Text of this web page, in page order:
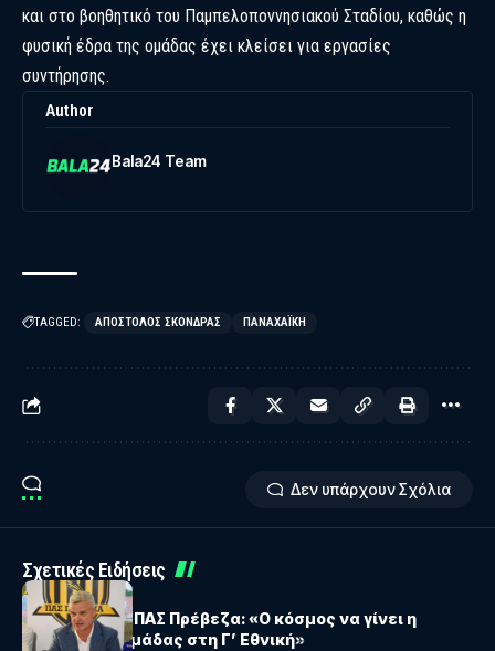
και στο βοηθητικό του Παμπελοποννησιακού Σταδίου, καθώς η
φυσική έδρα της ομάδας έχει κλείσει για εργασίες
συντήρησης.
Author
Bala24 Team
TAGGED: ΑΠΌΣΤΟΛΟΣ ΣΚΌΝΔΡΑΣ ΠΑΝΑΧΑΪΚΉ
Δεν υπάρχουν Σχόλια
Σχετικές Ειδήσεις
ΠΑΣ ΠΡΈΒΕΖΑ
Βαζέχα στον ΠΑΣ Πρέβεζα: «Ο κόσμος να γίνει η
δύναμη της ομάδας στη Γ’ Εθνική»